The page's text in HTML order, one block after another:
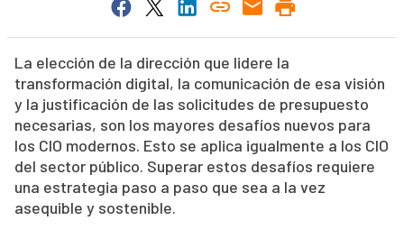
La elección de la dirección que lidere la
transformación digital, la comunicación de esa visión
y la justificación de las solicitudes de presupuesto
necesarias, son los mayores desafíos nuevos para
los CIO modernos. Esto se aplica igualmente a los CIO
del sector público. Superar estos desafíos requiere
una estrategia paso a paso que sea a la vez
asequible y sostenible.